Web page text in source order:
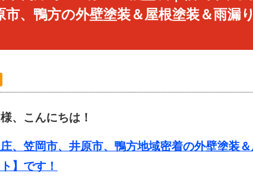
市、鴨方の外壁塗装＆屋根塗装＆雨漏
、こんにちは！
、笠岡市、井原市、鴨方地域密着の外壁塗装
】です！